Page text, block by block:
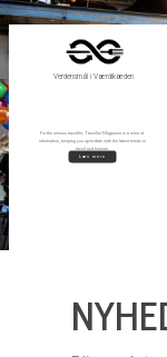
For the serious traveller, Traveller Magazine is a mine of
information, keeping you up-to-date with the latest trends in
travel and tourism.
Verdensmål i Værdikæden
Læs mere